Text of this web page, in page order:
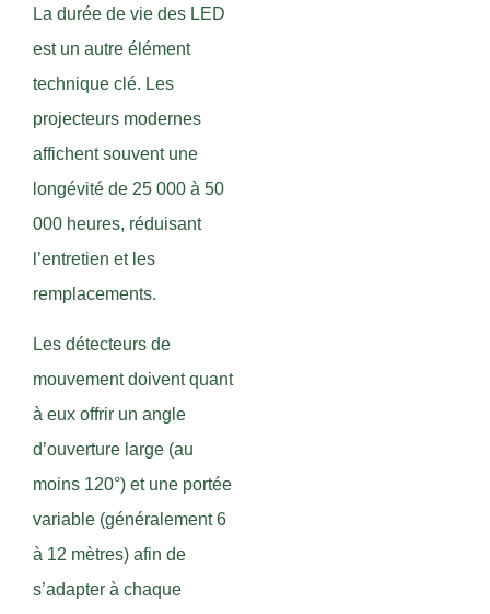
La durée de vie des LED
est un autre élément
technique clé. Les
projecteurs modernes
affichent souvent une
longévité de 25 000 à 50
000 heures, réduisant
l’entretien et les
remplacements.
Les détecteurs de
mouvement doivent quant
à eux offrir un angle
d’ouverture large (au
moins 120°) et une portée
variable (généralement 6
à 12 mètres) afin de
s’adapter à chaque